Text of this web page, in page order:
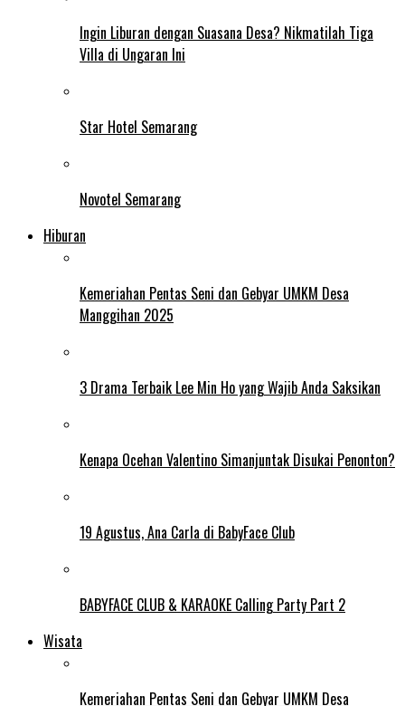
Ingin Liburan dengan Suasana Desa? Nikmatilah Tiga
Villa di Ungaran Ini
Star Hotel Semarang
Novotel Semarang
Hiburan
Kemeriahan Pentas Seni dan Gebyar UMKM Desa
Manggihan 2025
3 Drama Terbaik Lee Min Ho yang Wajib Anda Saksikan
Kenapa Ocehan Valentino Simanjuntak Disukai Penonton?
19 Agustus, Ana Carla di BabyFace Club
BABYFACE CLUB & KARAOKE Calling Party Part 2
Wisata
Kemeriahan Pentas Seni dan Gebyar UMKM Desa